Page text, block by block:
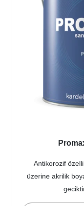
Antikorozif
üzerine akrilik